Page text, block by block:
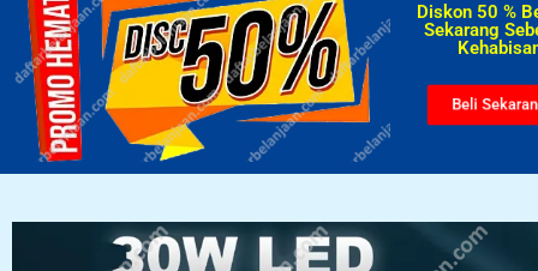
Diskon 50 %
Sekarang
Beli